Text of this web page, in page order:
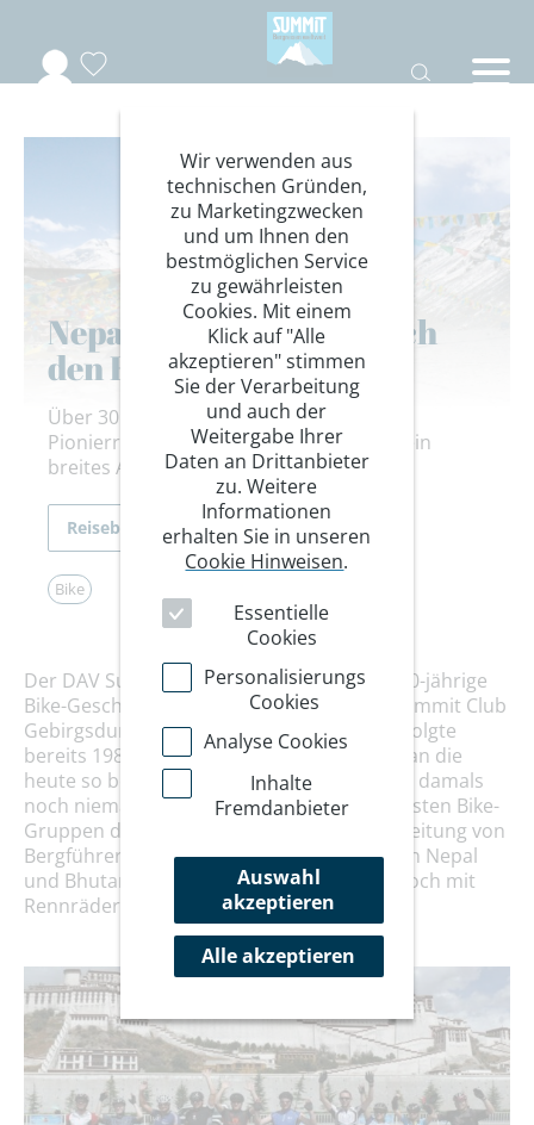
Nepal: Pionierreise durch
den Himalaya
Über 30 Jahre Erfahrung auf dem Bike -
Pionierreisen legen den Grundstein für ein
breites Angebot. Weltweit.
Reiseberichte
Bike
Der DAV Summit Club kann auf eine über 30-jährige
Bike-Geschichte zurückblicken. Die erste Summit Club
Gebirgsdurchquerung mit dem Fahrrad erfolgte
bereits 1985, allerdings fernab der Alpen – an die
heute so beliebten Transalp-Touren dachte damals
noch niemand. Statt dessen radelten die ersten Bike-
Gruppen des DAV Summit Club unter der Leitung von
Bergführer und Bike Guide Andi Heckmair in Nepal
und Bhutan durch den Himalaya, damals noch mit
Rennrädern.
Wir verwenden aus
technischen Gründen,
zu Marketingzwecken
und um Ihnen den
bestmöglichen Service
zu gewährleisten
Cookies. Mit einem
Klick auf "Alle
akzeptieren" stimmen
Sie der Verarbeitung
und auch der
Weitergabe Ihrer
Daten an Drittanbieter
zu. Weitere
Informationen
erhalten Sie in unseren
Cookie Hinweisen.
Essentielle
Cookies
Personalisierungs
Cookies
Analyse Cookies
Inhalte
Fremdanbieter
Auswahl
akzeptieren
Alle akzeptieren